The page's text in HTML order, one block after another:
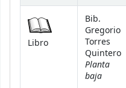
Libro
Bib.
Gregorio
Torres
Quintero
Planta
baja